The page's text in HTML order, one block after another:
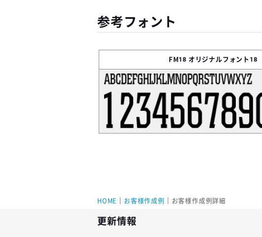
参考フォント
FM18 オリジナルフォント18
HOME お客様作成例 お客様作成例詳細
更新情報